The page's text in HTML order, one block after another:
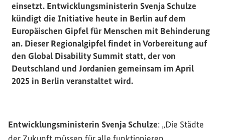
einsetzt. Entwicklungsministerin Svenja Schulze
kündigt die Initiative heute in Berlin auf dem
Europäischen Gipfel für Menschen mit Behinderung
an. Dieser Regionalgipfel findet in Vorbereitung auf
den Global Disability Summit statt, der von
Deutschland und Jordanien gemeinsam im April
2025 in Berlin veranstaltet wird.
Entwicklungsministerin Svenja Schulze: „Die Städte